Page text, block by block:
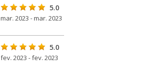
5.0
mar. 2023 - mar. 2023
5.0
fev. 2023 - fev. 2023